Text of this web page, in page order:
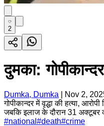
2
दुमका:
Dumka, Dumka
Nov 2,
गोपीकान्दर में वृद्धा की हत्या,
जबकि इलाज के दौरान 31 अक्टूबर
#national #death#crime